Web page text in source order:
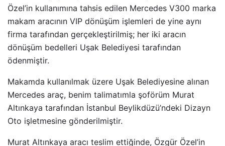
Özel’in kullanımına tahsis edilen Mercedes V300 marka
makam aracının VIP dönüşüm işlemleri de yine aynı
firma tarafından gerçekleştirilmiş; her iki aracın
dönüşüm bedelleri Uşak Belediyesi tarafından
ödenmiştir.
Makamda kullanılmak üzere Uşak Belediyesine alınan
Mercedes araç, benim talimatımla şoförüm Murat
Altınkaya tarafından İstanbul Beylikdüzü’ndeki Dizayn
Oto işletmesine gönderilmiştir.
Murat Altınkaya aracı teslim ettiğinde, Özgür Özel’in